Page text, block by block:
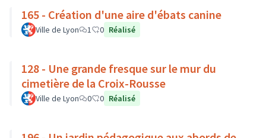
165 - Création d'une aire d'ébats canine
Ville de Lyon 1 0 Réalisé
128 - Une grande fresque sur le mur du
cimetière de la Croix-Rousse
Ville de Lyon 0 0 Réalisé